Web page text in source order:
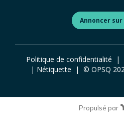
Annoncer
Politique de confidentialité |
| Nétiquette | © OPSQ
Propulsé par